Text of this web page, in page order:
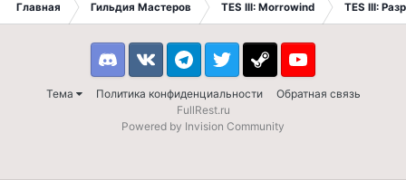
Главная Гильдия Мастеров TES III: Morrowind TES III:
Тема Политика конфиденциальности Обратная связь
DiscordVK TelegramTwitter Steam Youtube
FullRest.ru
Powered by Invision Community